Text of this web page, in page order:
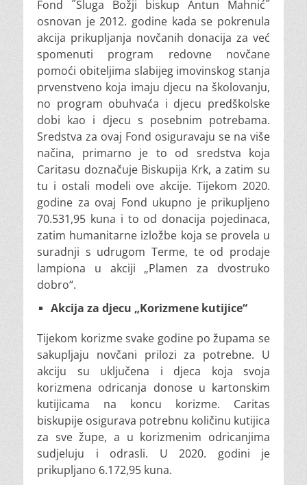
Fond ˝Sluga Božji biskup Antun Mahnić˝
osnovan je 2012. godine kada se pokrenula
akcija prikupljanja novčanih donacija za već
spomenuti program redovne novčane
pomoći obiteljima slabijeg imovinskog stanja
prvenstveno koja imaju djecu na školovanju,
no program obuhvaća i djecu predškolske
dobi kao i djecu s posebnim potrebama.
Sredstva za ovaj Fond osiguravaju se na više
načina, primarno je to od sredstva koja
Caritasu doznačuje Biskupija Krk, a zatim su
tu i ostali modeli ove akcije. Tijekom 2020.
godine za ovaj Fond ukupno je prikupljeno
70.531,95 kuna i to od donacija pojedinaca,
zatim humanitarne izložbe koja se provela u
suradnji s udrugom Terme, te od prodaje
lampiona u akciji „Plamen za dvostruko
dobro“.
Akcija za djecu „Korizmene kutijice“
Tijekom korizme svake godine po župama se
sakupljaju novčani prilozi za potrebne. U
akciju su uključena i djeca koja svoja
korizmena odricanja donose u kartonskim
kutijicama na koncu korizme. Caritas
biskupije osigurava potrebnu količinu kutijica
za sve župe, a u korizmenim odricanjima
sudjeluju i odrasli. U 2020. godini je
prikupljano 6.172,95 kuna.